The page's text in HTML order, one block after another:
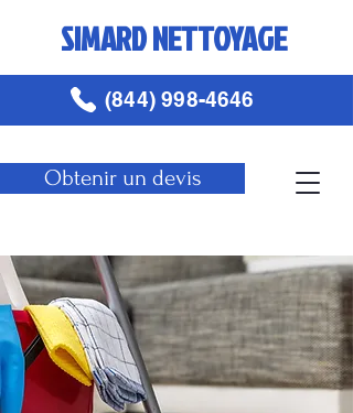
SIMARD NETTOYAGE
Obtenir un devis
(844) 998-4646